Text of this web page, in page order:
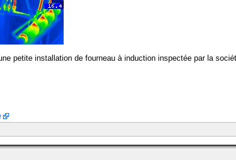
petite installation de fourneau à induction inspectée par la